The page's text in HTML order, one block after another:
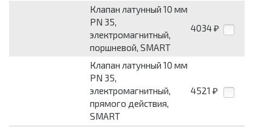
Клапан латунный 10 мм
PN 35,
электромагнитный,
поршневой, SMART
4034 ₽
Клапан латунный 10 мм
PN 35,
электромагнитный,
прямого действия,
SMART
4521 ₽